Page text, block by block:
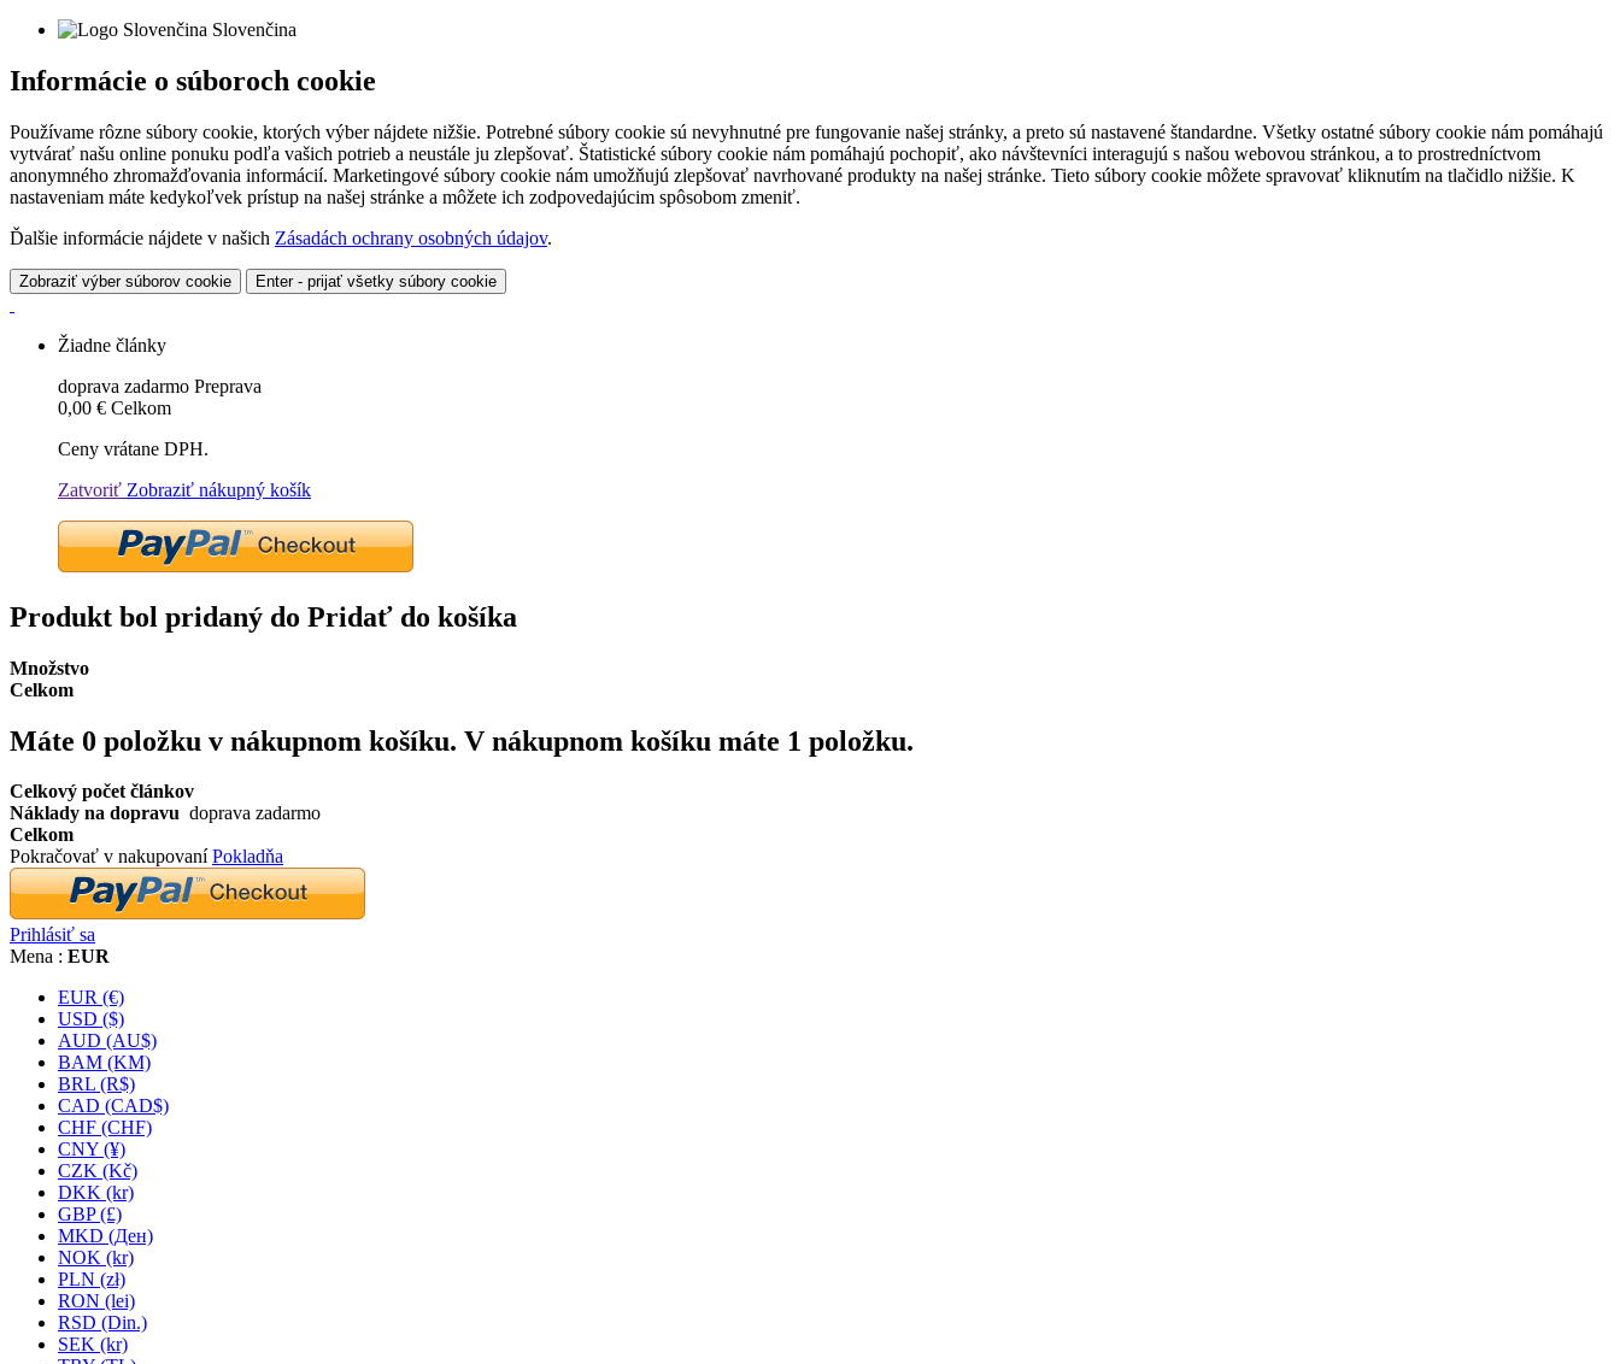
Slovenčina
Informácie o súboroch cookie
Používame rôzne súbory cookie, ktorých výber nájdete nižšie. Potrebné súbory cookie sú nevyhnutné pre fungovanie našej stránky, a preto sú nastavené štandardne. Všetky ostatné súbory cookie nám pomáhajú
vytvárať našu online ponuku podľa vašich potrieb a neustále ju zlepšovať. Štatistické súbory cookie nám pomáhajú pochopiť, ako návštevníci interagujú s našou webovou stránkou, a to prostredníctvom
anonymného zhromažďovania informácií. Marketingové súbory cookie nám umožňujú zlepšovať navrhované produkty na našej stránke. Tieto súbory cookie môžete spravovať kliknutím na tlačidlo nižšie. K
nastaveniam máte kedykoľvek prístup na našej stránke a môžete ich zodpovedajúcim spôsobom zmeniť.
Ďalšie informácie nájdete v našich Zásadách ochrany osobných údajov.
Zobraziť výber súborov cookie Enter - prijať všetky súbory cookie
Žiadne články
doprava zadarmo Preprava
0,00 € Celkom
Ceny vrátane DPH.
Zatvoriť Zobraziť nákupný košík
Produkt bol pridaný do Pridať do košíka
Množstvo
Celkom
Máte 0 položku v nákupnom košíku. V nákupnom košíku máte 1 položku.
Celkový počet článkov
Náklady na dopravu doprava zadarmo
Celkom
Pokračovať v nakupovaníPokladňa
Prihlásiť sa
Mena : EUR
EUR (€)
USD ($)
AUD (AU$)
BAM (KM)
BRL (R$)
CAD (CAD$)
CHF (CHF)
CNY (¥)
CZK (Kč)
DKK (kr)
GBP (£)
MKD (Ден)
NOK (kr)
PLN (zł)
RON (lei)
RSD (Din.)
SEK (kr)